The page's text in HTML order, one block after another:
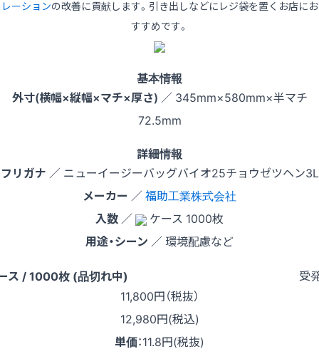
レーションの改善に貢献します。引き出しなどにレジ袋を置くお店にお
すすめです。
基本情報
外寸(横幅×縦幅×マチ×厚さ) ／ 345mm×580mm×半マチ
72.5mm
詳細情報
フリガナ ／ ニューイージーバッグバイオ25チョウゼツヘン3L
メーカー ／福助工業株式会社
入数 ／
ケース 1000枚
用途・シーン ／ 環境配慮など
ス / 1000枚 (品切れ中)
受
11,800円（税抜）
12,980円(税込)
単価：11.8円(税抜)